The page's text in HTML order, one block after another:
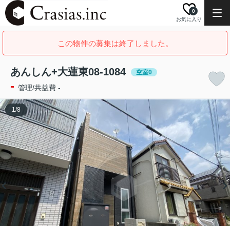
お気に入り
0
この物件の募集は終了しました。
あんしん+大蓮東08-1084 空室0
- 管理/共益費 -
1/8